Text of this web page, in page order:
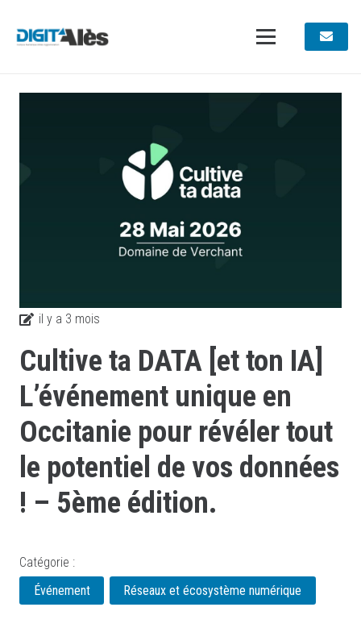
il y a 3 mois
Cultive ta DATA [et ton IA]
L’événement unique en
Occitanie pour révéler tout
le potentiel de vos données
! – 5ème édition.
Catégorie :
Événement
Réseaux et écosystème numérique